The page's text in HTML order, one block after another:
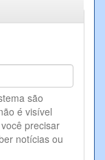
são
é visível
precisar
notícias ou